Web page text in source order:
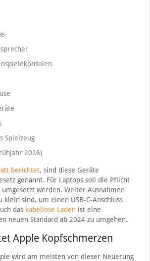
Spielzeug
2026)
berichtet, sind diese Geräte
genannt. Für Laptops soll die Pflicht
werden. Weiter Ausnahmen
klein sind, um einen USB-C-Anschluss
das kabellose Ladenist eine
neuen Standard ab 2024 zu umgehen.
Apple Kopfschmerzen
wird am meisten von dieser Neuerung